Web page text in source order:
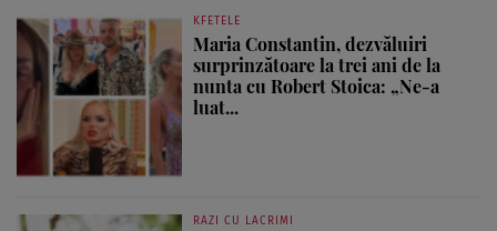
KFETELE
Maria Constantin, dezvăluiri
surprinzătoare la trei ani de la
nunta cu Robert Stoica: „Ne-a
luat...
RAZI CU LACRIMI